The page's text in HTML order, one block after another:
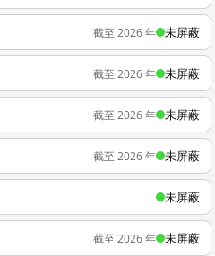
截至 2026 年 未屏蔽
截至 2026 年 未屏蔽
截至 2026 年 未屏蔽
截至 2026 年 未屏蔽
未屏蔽
截至 2026 年 未屏蔽